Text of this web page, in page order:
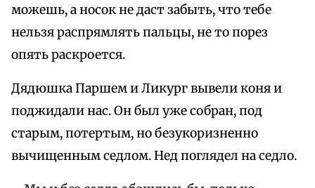
можешь, а носок не даст забыть, что тебе
нельзя распрямлять пальцы, не то порез
опять раскроется.
Дядюшка Паршем и Ликург вывели коня и
поджидали нас. Он был уже собран, под
старым, потертым, но безукоризненно
вычищенным седлом. Нед поглядел на седло.